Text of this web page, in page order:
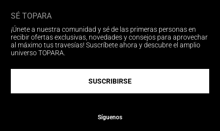
SÉ TOPARA
¡Únete a nuestra comunidad y sé de las primeras personas en
recibir ofertas exclusivas, novedades y consejos para aprovechar
al máximo tus travesías! Suscríbete ahora y descubre el amplio
universo TOPARA.
SUSCRIBIRSE
Síguenos